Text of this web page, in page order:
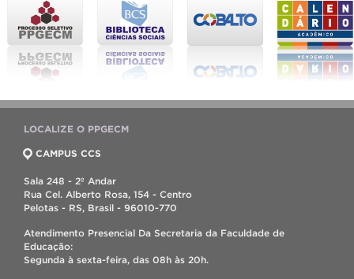
LOCALIZE O PPGECM
CAMPUS CCS
Sala 248 - 2º Andar
Rua Cel. Alberto Rosa, 154 - Centro
Pelotas - RS, Brasil - 96010-770
Atendimento Presencial Da Secretaria da Faculdade de
Educação:
Segunda à sexta-feira, das 08h às 20h.